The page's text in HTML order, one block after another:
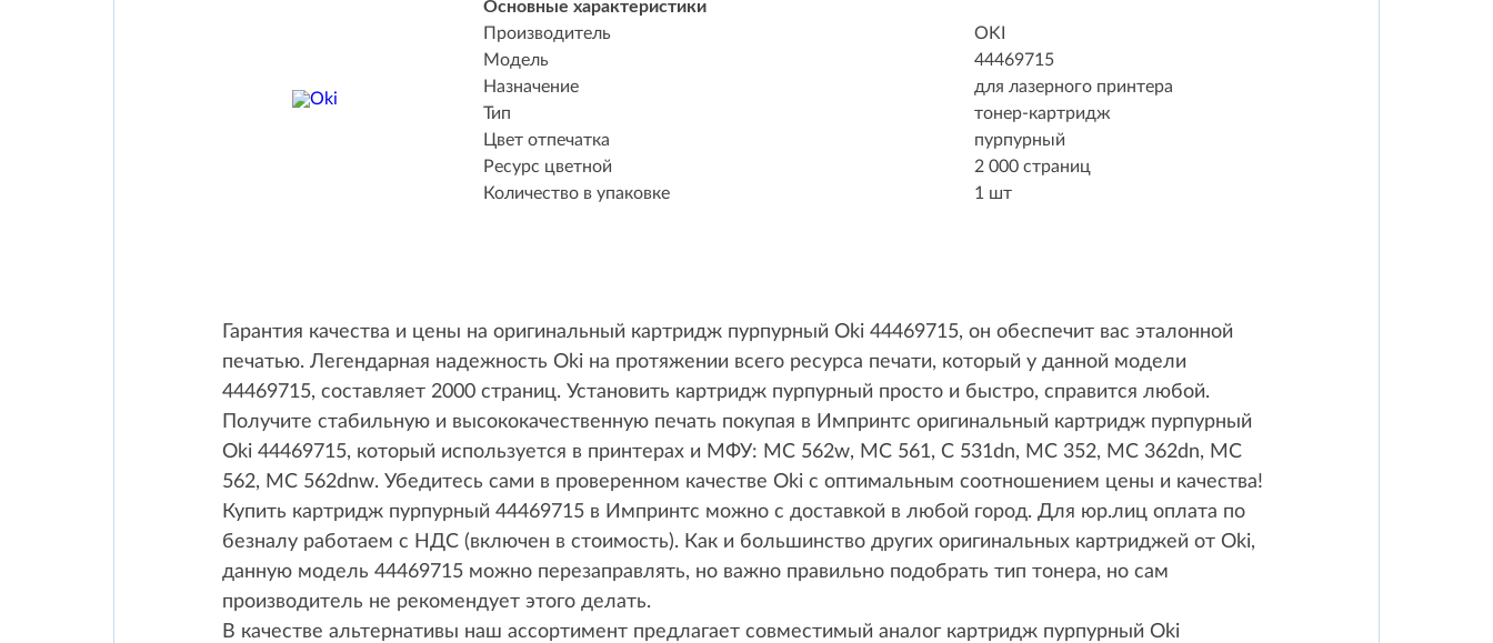
Основные характеристики
OKI
Производитель
44469715
Модель
для лазерного принтера
Назначение
тонер-картридж
Тип
пурпурный
Цвет отпечатка
2 000 страниц
Ресурс цветной
1 шт
Количество в упаковке
Гарантия качества и цены на оригинальный картридж пурпурный Oki 44469715, он обеспечит вас эталонной
печатью. Легендарная надежность Oki на протяжении всего ресурса печати, который у данной модели
44469715, составляет 2000 страниц. Установить картридж пурпурный просто и быстро, справится любой.
Получите стабильную и высококачественную печать покупая в Импринтс оригинальный картридж пурпурный
Oki 44469715, который используется в принтерах и МФУ: MC 562w, MC 561, C 531dn, MC 352, MC 362dn, MC
562, MC 562dnw. Убедитесь сами в проверенном качестве Oki с оптимальным соотношением цены и качества!
Купить картридж пурпурный 44469715 в Импринтс можно с доставкой в любой город. Для юр.лиц оплата по
безналу работаем с НДС (включен в стоимость). Как и большинство других оригинальных картриджей от Oki,
данную модель 44469715 можно перезаправлять, но важно правильно подобрать тип тонера, но сам
производитель не рекомендует этого делать.
В качестве альтернативы наш ассортимент предлагает совместимый аналог картридж пурпурный Oki